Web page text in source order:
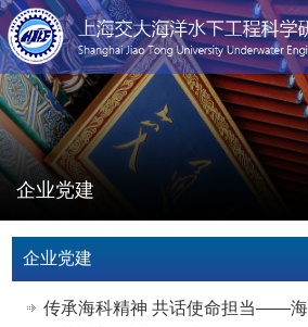
企业党建
企业党建
传承海科精神 共话使命担当——